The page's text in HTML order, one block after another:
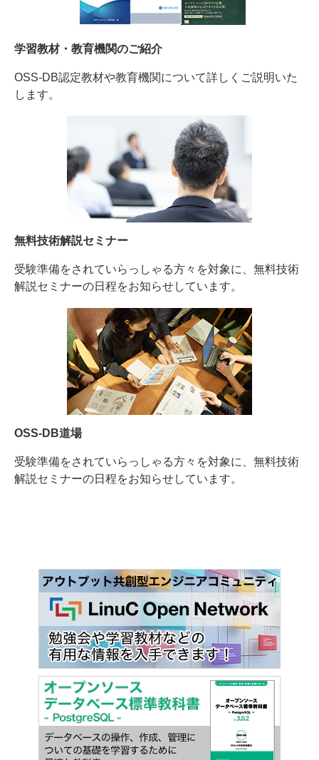
学習教材・教育機関のご紹介
OSS-DB認定教材や教育機関について詳しくご説明いた
します。
無料技術解説セミナー
受験準備をされていらっしゃる方々を対象に、無料技術
解説セミナーの日程をお知らせしています。
OSS-DB道場
受験準備をされていらっしゃる方々を対象に、無料技術
解説セミナーの日程をお知らせしています。